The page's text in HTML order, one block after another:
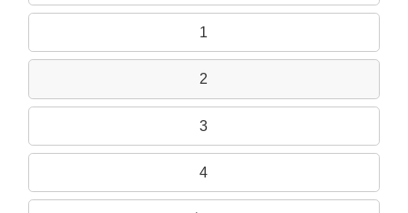
1
2
3
4